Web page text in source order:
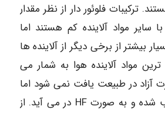
ترکیبات فلوئور دار از نظر مقدار
سایر مواد آلاینده کم هستند اما
بیشتر از برخی دیگر از آلاینده ها
مواد آلاینده هوا به شمار می
آزاد در طبیعت یافت نمی شود اما
با رطوبت هوا ترکیب شده و به صورت HF در می آید. از